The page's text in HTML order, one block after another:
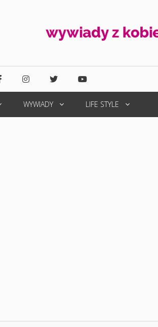
WYWIADY LIFE STYLE